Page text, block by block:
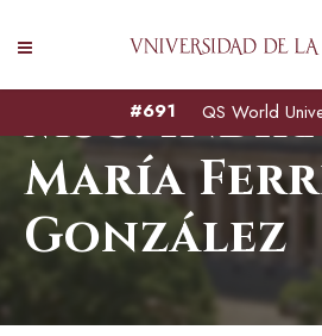
QS World
#691
MSc.
María
González